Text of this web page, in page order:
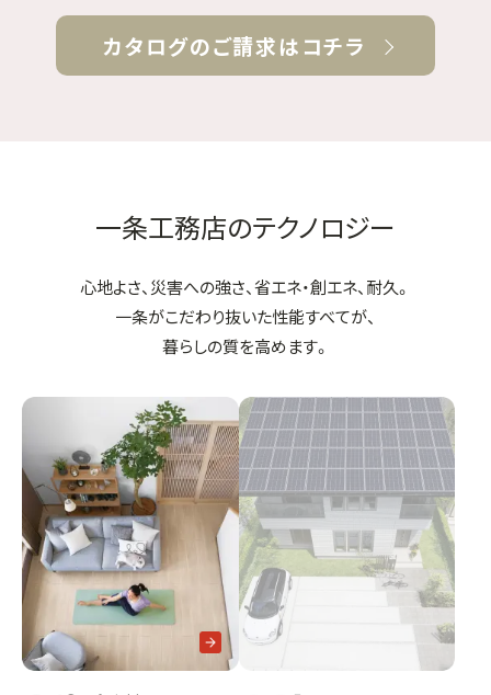
カタログのご請求はコチラ
一条工務店のテクノロジー
心地よさ、災害への強さ、省エネ・創エネ、耐久。
一条がこだわり抜いた性能すべてが、
暮らしの質を高めます。